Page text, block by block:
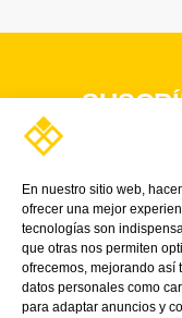
En nuestro sitio web,
ofrecer una mejor
tecnologías son
que otras nos permiten
ofrecemos, mejorando así
datos personales como
para adaptar anuncios y